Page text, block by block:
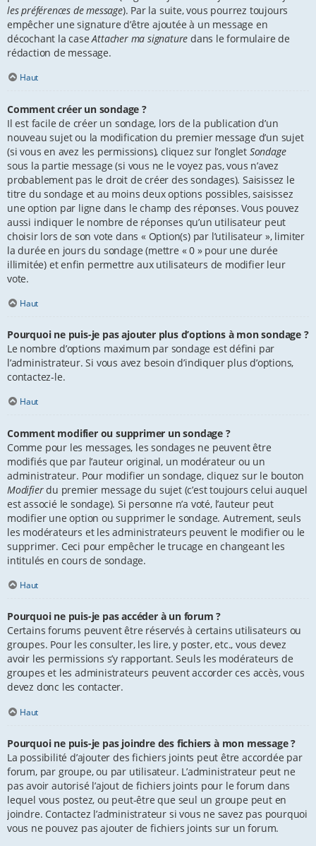
les préférences de message). Par la suite, vous pourrez toujours
empêcher une signature d’être ajoutée à un message en
décochant la caseAttacher ma signature dans le formulaire de
rédaction de message.
Haut
Comment créer un sondage ?
Il est facile de créer un sondage, lors de la publication d’un
nouveau sujet ou la modification du premier message d’un sujet
(si vous en avez les permissions), cliquez sur l’onglet Sondage
sous la partie message (si vous ne le voyez pas, vous n’avez
probablement pas le droit de créer des sondages). Saisissez le
titre du sondage et au moins deux options possibles, saisissez
une option par ligne dans le champ des réponses. Vous pouvez
aussi indiquer le nombre de réponses qu’un utilisateur peut
choisir lors de son vote dans « Option(s) par l’utilisateur », limiter
la durée en jours du sondage (mettre « 0 » pour une durée
illimitée) et enfin permettre aux utilisateurs de modifier leur
vote.
Haut
Pourquoi ne puis-je pas ajouter plus d’options à mon sondage ?
Le nombre d’options maximum par sondage est défini par
l’administrateur. Si vous avez besoin d’indiquer plus d’options,
contactez-le.
Haut
Comment modifier ou supprimer un sondage ?
Comme pour les messages, les sondages ne peuvent être
modifiés que par l’auteur original, un modérateur ou un
administrateur. Pour modifier un sondage, cliquez sur le bouton
Modifierdu premier message du sujet (c’est toujours celui auquel
est associé le sondage). Si personne n’a voté, l’auteur peut
modifier une option ou supprimer le sondage. Autrement, seuls
les modérateurs et les administrateurs peuvent le modifier ou le
supprimer. Ceci pour empêcher le trucage en changeant les
intitulés en cours de sondage.
Haut
Pourquoi ne puis-je pas accéder à un forum ?
Certains forums peuvent être réservés à certains utilisateurs ou
groupes. Pour les consulter, les lire, y poster, etc., vous devez
avoir les permissions s’y rapportant. Seuls les modérateurs de
groupes et les administrateurs peuvent accorder ces accès, vous
devez donc les contacter.
Haut
Pourquoi ne puis-je pas joindre des fichiers à mon message ?
La possibilité d’ajouter des fichiers joints peut être accordée par
forum, par groupe, ou par utilisateur. L’administrateur peut ne
pas avoir autorisé l’ajout de fichiers joints pour le forum dans
lequel vous postez, ou peut-être que seul un groupe peut en
joindre. Contactez l’administrateur si vous ne savez pas pourquoi
vous ne pouvez pas ajouter de fichiers joints sur un forum.